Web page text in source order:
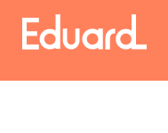
Overslaan
naar